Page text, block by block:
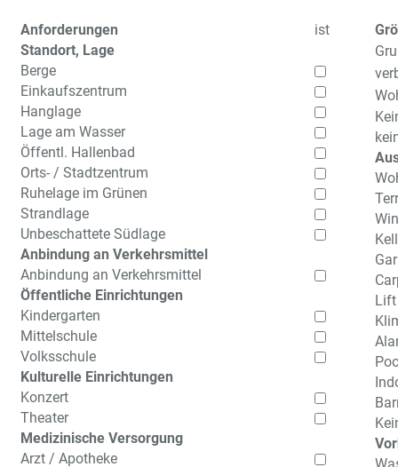
Anforderungen
ist
Standort, Lage
Berge
Einkaufszentrum
Hanglage
Lage am Wasser
Öffentl. Hallenbad
Orts- / Stadtzentrum
Ruhelage im Grünen
Strandlage
Unbeschattete Südlage
Anbindung an Verkehrsmittel
Anbindung an Verkehrsmittel
Öffentliche Einrichtungen
Kindergarten
Mittelschule
Volksschule
Kulturelle Einrichtungen
Konzert
Theater
Medizinische Versorgung
Arzt / Apotheke
Lift